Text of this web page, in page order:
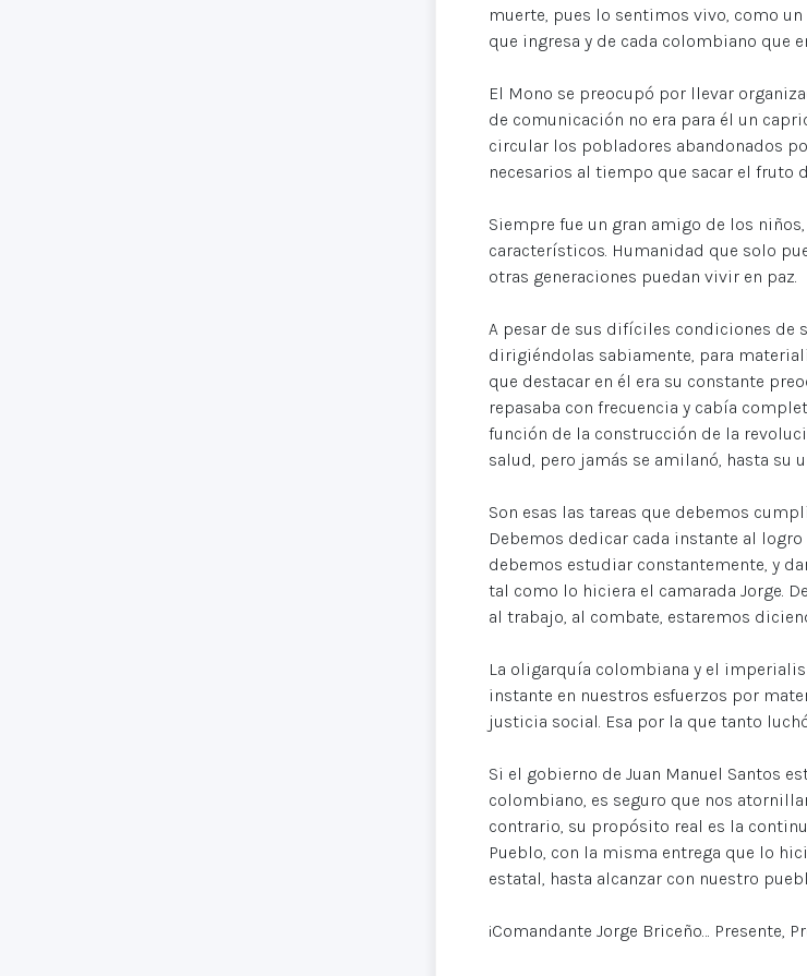
muerte, pues lo sentimos vivo, como
que ingresa y de cada colombiano que
El Mono se preocupó por llevar
de comunicación no era para él un
circular los pobladores abandonados
necesarios al tiempo que sacar el fruto
Siempre fue un gran amigo de los
característicos. Humanidad que solo
otras generaciones puedan vivir en paz.
A pesar de sus difíciles condiciones de
dirigiéndolas sabiamente, para
que destacar en él era su constante
repasaba con frecuencia y cabía
función de la construcción de la
salud, pero jamás se amilanó, hasta
Son esas las tareas que debemos
Debemos dedicar cada instante al
debemos estudiar constantemente, y
tal como lo hiciera el camarada Jorge.
al trabajo, al combate, estaremos
La oligarquía colombiana y el
instante en nuestros esfuerzos por
justicia social. Esa por la que tanto
Si el gobierno de Juan Manuel Santos
colombiano, es seguro que nos
contrario, su propósito real es la
Pueblo, con la misma entrega que lo
estatal, hasta alcanzar con nuestro
¡Comandante Jorge Briceño… Presente,